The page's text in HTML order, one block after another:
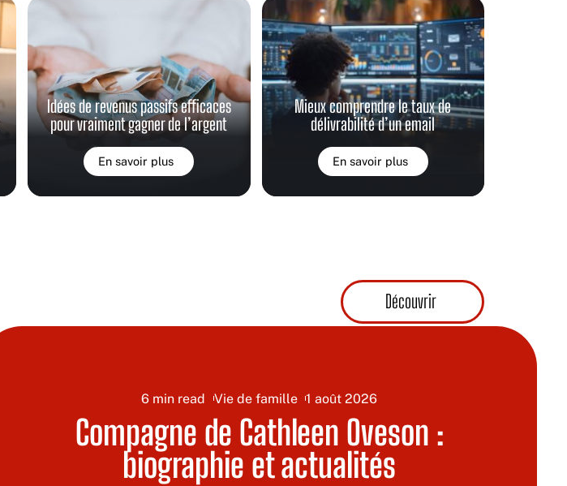
Idées de revenus passifs efficaces
pour vraiment gagner de l’argent
En savoir plus
Mieux comprendre le taux de
délivrabilité d’un email
En savoir plus
Découvrir
6 min read Vie de famille 1 août 2026
Compagne de Cathleen Oveson :
biographie et actualités